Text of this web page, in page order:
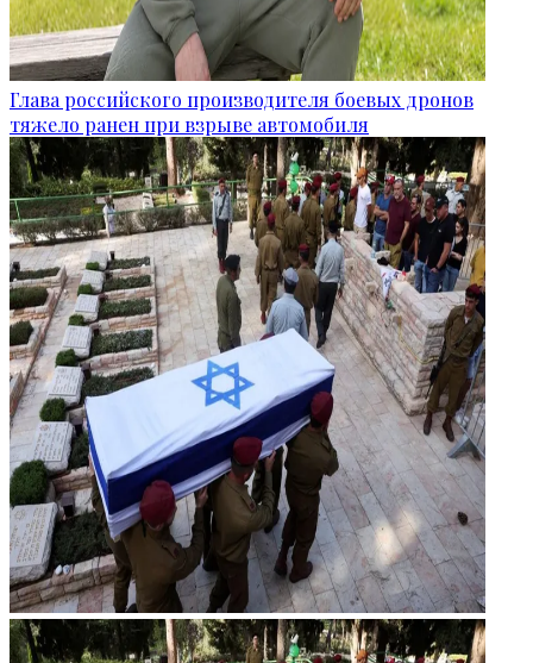
Глава российского производителя боевых дронов
тяжело ранен при взрыве автомобиля